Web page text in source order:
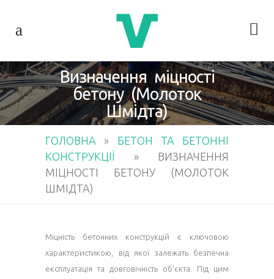
Визначення міцності
бетону (Молоток
Шмідта)
ГОЛОВНА » БЕТОН ТА БЕТОННІ
КОНСТРУКЦІЇ » ВИЗНАЧЕННЯ
МІЦНОСТІ БЕТОНУ (МОЛОТОК
ШМІДТА)
Міцність бетонних конструкцій є ключовою
характеристикою, від якої залежать безпечна
експлуатація та довговічність об’єкта. Під цим